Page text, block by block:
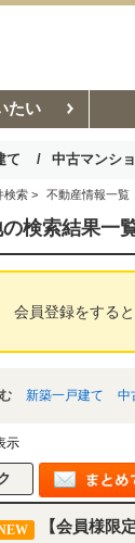
たい
て 中古マンシ
検索 > 不動産情報一覧
検索結果一
会員登録をする
新築一戸建て 中
示
【会員様限